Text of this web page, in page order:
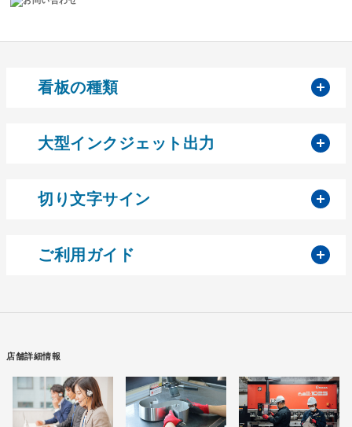
看板の種類
大型インクジェット出力
切り文字サイン
ご利用ガイド
店舗詳細情報